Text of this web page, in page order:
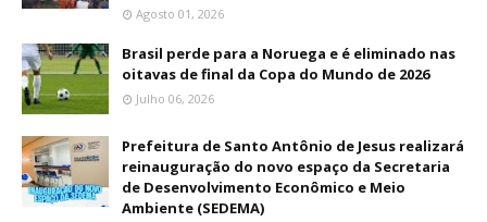
Agosto 01, 2026
Brasil perde para a Noruega e é eliminado nas
oitavas de final da Copa do Mundo de 2026
Julho 06, 2026
Prefeitura de Santo Antônio de Jesus realizará
reinauguração do novo espaço da Secretaria
de Desenvolvimento Econômico e Meio
Ambiente (SEDEMA)